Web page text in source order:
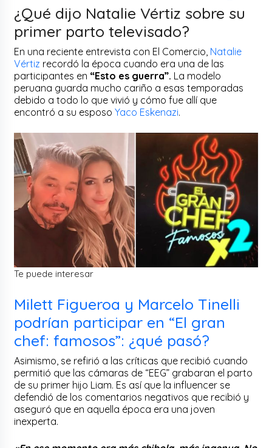
¿Qué dijo Natalie Vértiz sobre su
primer parto televisado?
En una reciente entrevista con El Comercio, Natalie
Vértiz recordó la época cuando era una de las
participantes en “Esto es guerra”. La modelo
peruana guarda mucho cariño a esas temporadas
debido a todo lo que vivió y cómo fue allí que
encontró a su esposoYaco Eskenazi.
Te puede interesar
Milett Figueroa y Marcelo Tinelli
podrían participar en “El gran
chef: famosos”: ¿qué pasó?
Asimismo, se refirió a las críticas que recibió cuando
permitió que las cámaras de “EEG” grabaran el parto
de su primer hijo Liam. Es así que la influencer se
defendió de los comentarios negativos que recibió y
aseguró que en aquella época era una joven
inexperta.